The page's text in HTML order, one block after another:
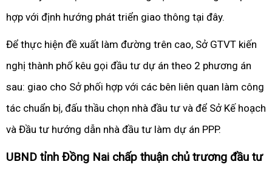
hợp với định hướng phát triển giao thông tại đây.
Để thực hiện đề xuất làm đường trên cao, Sở GTVT kiến
nghị thành phố kêu gọi đầu tư dự án theo 2 phương án
sau: giao cho Sở phối hợp với các bên liên quan làm công
tác chuẩn bị, đấu thầu chọn nhà đầu tư và để Sở Kế hoạch
và Đầu tư hướng dẫn nhà đầu tư làm dự án PPP.
UBND tỉnh Đồng Nai chấp thuận chủ trương đầu tư